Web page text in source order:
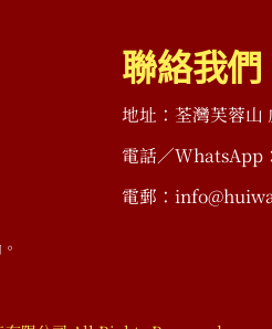
聯絡我們
地址：荃灣芙蓉山
電話／WhatsApp
電郵：